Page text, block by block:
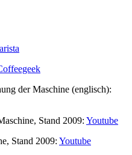
der Maschine (englisch):
Stand 2009: Youtube
Stand 2009: Youtube